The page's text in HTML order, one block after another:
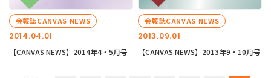
2014.04.01
会報誌CANVAS NEWS
【CANVAS NEWS】2014年4・5月号
2013.09.01
会報誌CANVAS NEWS
【CANVAS NEWS】2013年9・10月号